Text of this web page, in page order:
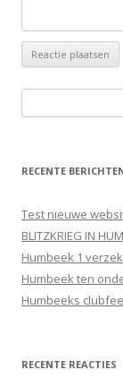
o
k
n
n
a
a
r
RECENTE
Test nieuwe
BLITZKRIEG IN
Humbeek 1
Humbeek ten
Humbeeks
RECENTE REACTIES